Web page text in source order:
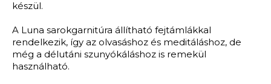
készül.
A Luna sarokgarnitúra állítható fejtámlákkal
rendelkezik, így az olvasáshoz és meditáláshoz, de
még a délutáni szunyókáláshoz is remekül
használható.